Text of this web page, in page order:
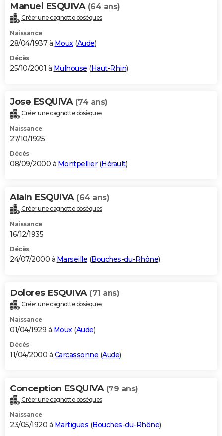
Manuel ESQUIVA (64 ans)
Créer une cagnotte obsèques
Naissance
28/04/1937 à Moux(Aude)
Décès
25/10/2001 à Mulhouse (Haut-Rhin)
Jose ESQUIVA (74 ans)
Créer une cagnotte obsèques
Naissance
27/10/1925
Décès
08/09/2000 à Montpellier(Hérault)
Alain ESQUIVA (64 ans)
Créer une cagnotte obsèques
Naissance
16/12/1935
Décès
24/07/2000 à Marseille (Bouches-du-Rhône)
Dolores ESQUIVA (71 ans)
Créer une cagnotte obsèques
Naissance
01/04/1929 à Moux (Aude)
Décès
11/04/2000 à Carcassonne (Aude)
Conception ESQUIVA (79 ans)
Créer une cagnotte obsèques
Naissance
23/05/1920 à Martigues (Bouches-du-Rhône)